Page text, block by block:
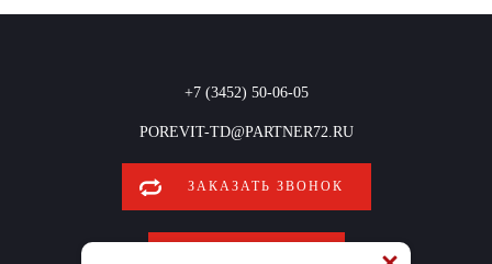
+7 (3452) 50-06-05
POREVIT-TD@PARTNER72.RU
ЗАКАЗАТЬ ЗВОНОК